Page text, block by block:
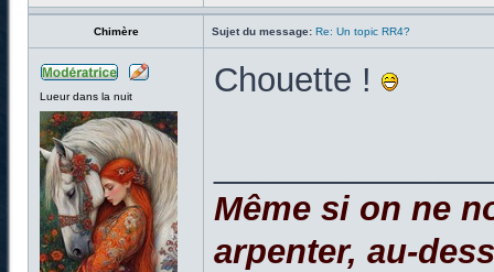
Chimère Sujet du message: Re: Un topic RR4?
Lueur dans la nuit Chouette !
Même si on ne
arpenter, au-